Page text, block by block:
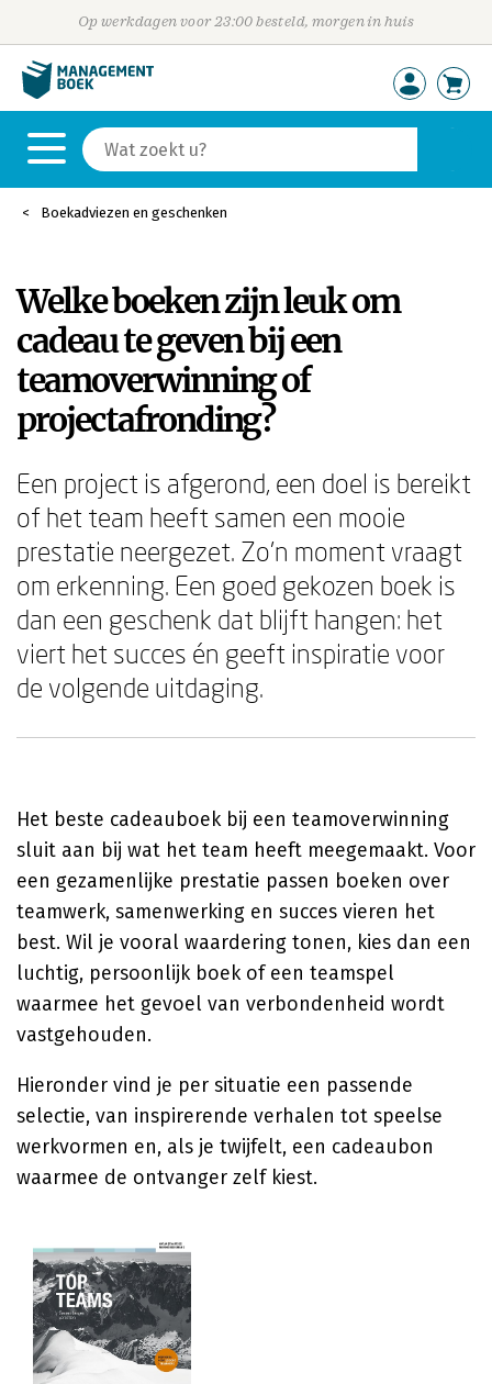
Op werkdagen voor 23:00 besteld, morgen in huis
Boekadviezen en geschenken
Welke boeken zijn leuk om
cadeau te geven bij een
teamoverwinning of
projectafronding?
Een project is afgerond, een doel is bereikt
of het team heeft samen een mooie
prestatie neergezet. Zo'n moment vraagt
om erkenning. Een goed gekozen boek is
dan een geschenk dat blijft hangen: het
viert het succes én geeft inspiratie voor
de volgende uitdaging.
Het beste cadeauboek bij een teamoverwinning
sluit aan bij wat het team heeft meegemaakt. Voor
een gezamenlijke prestatie passen boeken over
teamwerk, samenwerking en succes vieren het
best. Wil je vooral waardering tonen, kies dan een
luchtig, persoonlijk boek of een teamspel
waarmee het gevoel van verbondenheid wordt
vastgehouden.
Hieronder vind je per situatie een passende
selectie, van inspirerende verhalen tot speelse
werkvormen en, als je twijfelt, een cadeaubon
waarmee de ontvanger zelf kiest.